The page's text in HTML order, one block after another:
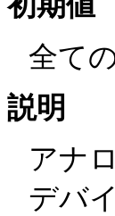
全て
説明
アナ
デバ